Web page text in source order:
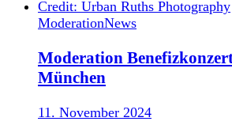
ModerationNews
Moderation
München
11. November 2024